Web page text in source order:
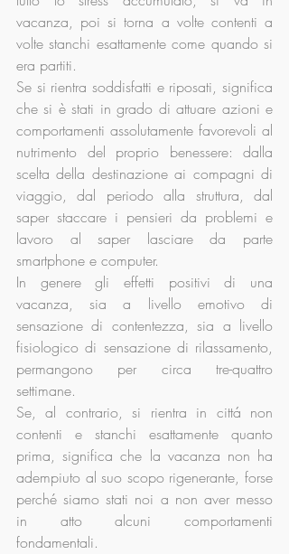
vacanza, poi si torna a volte contenti a
volte stanchi esattamente come quando si
era partiti.
Se si rientra soddisfatti e riposati, significa
che si è stati in grado di attuare azioni e
comportamenti assolutamente favorevoli al
nutrimento del proprio benessere: dalla
scelta della destinazione ai compagni di
viaggio, dal periodo alla struttura, dal
saper staccare i pensieri da problemi e
lavoro al saper lasciare da parte
smartphone e computer.
In genere gli effetti positivi di una
vacanza, sia a livello emotivo di
sensazione di contentezza, sia a livello
fisiologico di sensazione di rilassamento,
permangono per circa tre-quattro
settimane.
Se, al contrario, si rientra in cittá non
contenti e stanchi esattamente quanto
prima, significa che la vacanza non ha
adempiuto al suo scopo rigenerante, forse
perché siamo stati noi a non aver messo
in atto alcuni comportamenti
fondamentali.